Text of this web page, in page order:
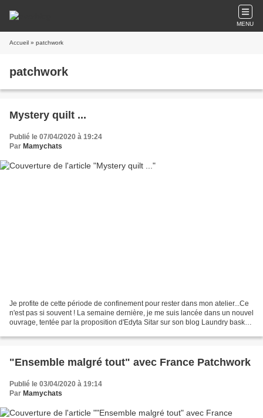
MENU
Accueil » patchwork
patchwork
Mystery quilt ...
Publié le 07/04/2020 à 19:24
Par Mamychats
Je profite de cette période de confinement pour rester dans mon atelier...Ce
n'est pas si souvent ! La semaine dernière, je me suis lancée dans un nouvel
ouvrage, tentée par la proposition d'Edyta Sitar sur son blog Laundry basket
"Ensemble malgré tout" avec France Patchwork
Publié le 03/04/2020 à 19:14
Par Mamychats